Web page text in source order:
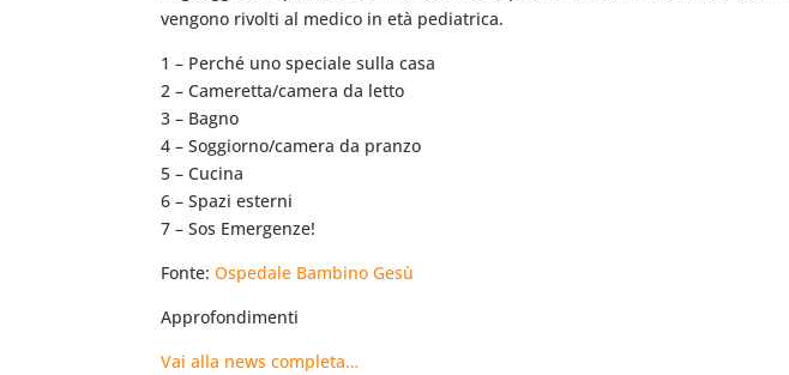
vengono rivolti al medico in età pediatrica.
1 – Perché uno speciale sulla casa
2 – Cameretta/camera da letto
3 – Bagno
4 – Soggiorno/camera da pranzo
5 – Cucina
6 – Spazi esterni
7 – Sos Emergenze!
Fonte:Ospedale Bambino Gesù
Approfondimenti
Vai alla news completa…